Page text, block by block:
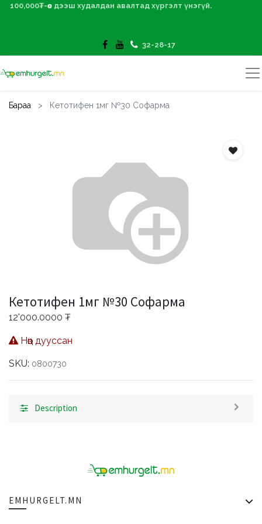
100,000₮-өөс дээш худалдан авалтад хүргэлт үнэгүй.
32-28-17
Бараа Кетотифен 1мг №30 Софарма
Кетотифен 1мг №30 Софарма
12'000.0000 ₮
Нөөц дууссан
SKU: 0800730
Description
EMHURGELT.MN